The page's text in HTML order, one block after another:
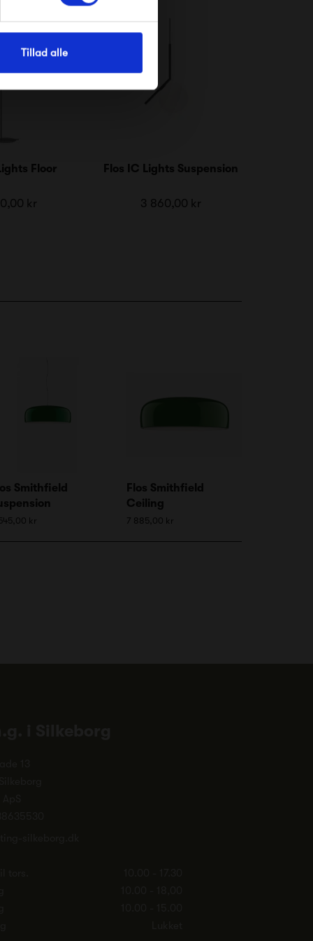
Tillad alle
Floor
kr
Flos IC Lights Suspension
3 860,00 kr
Smithfield
kr
Flos Smithfield
Ceiling
7 885,00 kr